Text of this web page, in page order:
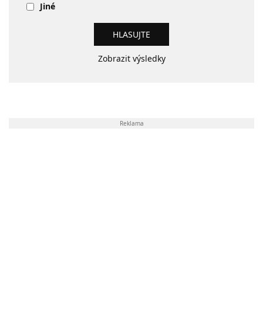
Jiné
Zobrazit výsledky
Reklama